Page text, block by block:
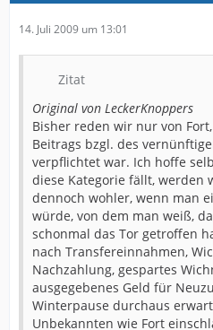
14. Juli 2009 um 13:01
Zitat
Original von LeckerKnoppers
Bisher reden wir nur von
Beitrags bzgl. des
verpflichtet war. Ich hoffe
diese Kategorie fällt, werden
dennoch wohler, wenn man
würde, von dem man weiß,
schonmal das Tor getroffen
nach Transfereinnahmen,
Nachzahlung, gespartes
ausgegebenes Geld für
Winterpause durchaus
Unbekannten wie Fort